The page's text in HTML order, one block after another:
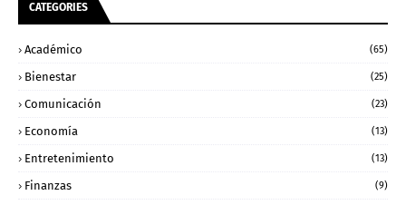
CATEGORIES
Académico (65)
Bienestar (25)
Comunicación (23)
Economía (13)
Entretenimiento (13)
Finanzas (9)